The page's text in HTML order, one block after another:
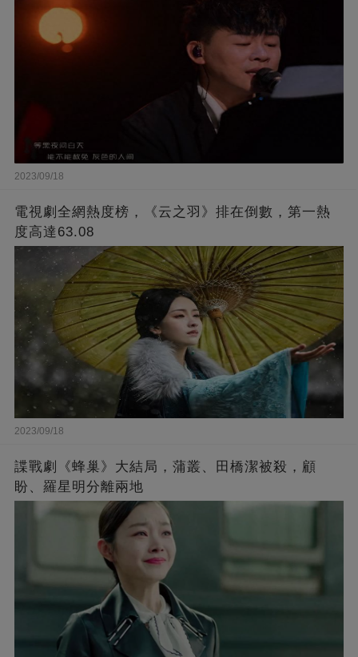
2023/09/18
電視劇全網熱度榜，《云之羽》排在倒數，第一熱
度高達63.08
2023/09/18
諜戰劇《蜂巢》大結局，蒲叢、田橋潔被殺，顧
盼、羅星明分離兩地